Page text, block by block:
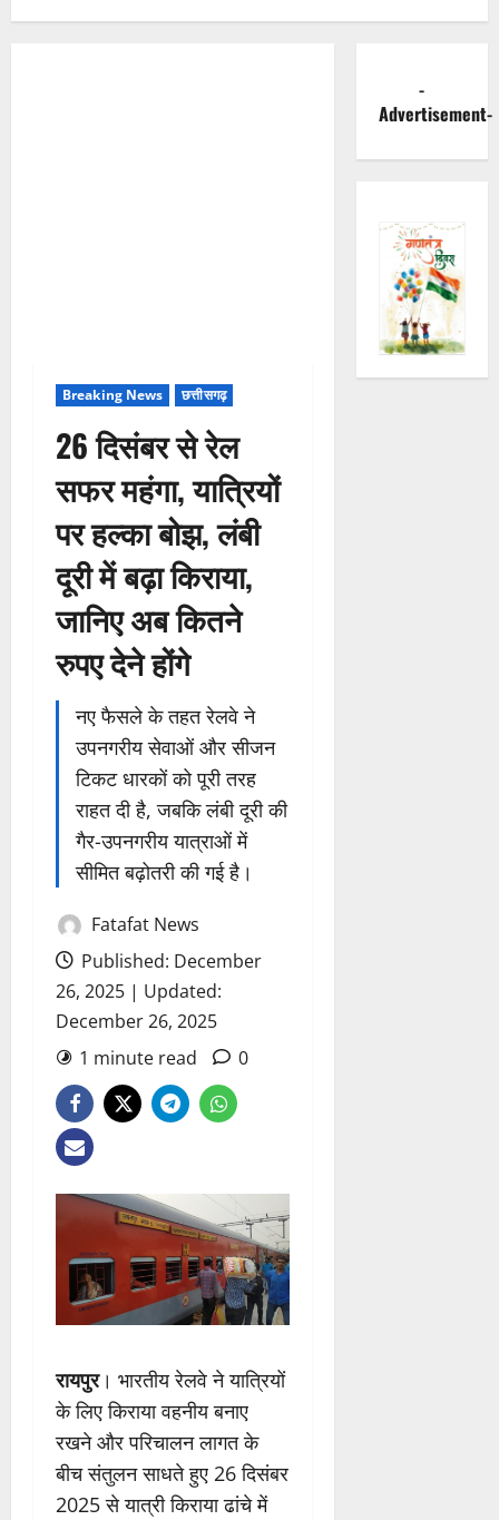
Breaking News छत्तीसगढ़
26 दिसंबर से रेल
सफर महंगा, यात्रियों
पर हल्का बोझ, लंबी
दूरी में बढ़ा किराया,
जानिए अब कितने
रुपए देने होंगे
नए फैसले के तहत रेलवे ने
उपनगरीय सेवाओं और सीजन
टिकट धारकों को पूरी तरह
राहत दी है, जबकि लंबी दूरी की
गैर-उपनगरीय यात्राओं में
सीमित बढ़ोतरी की गई है।
Fatafat News
Published: December
26, 2025 | Updated:
December 26, 2025
1 minute read
0
रायपुर। भारतीय रेलवे ने यात्रियों
के लिए किराया वहनीय बनाए
रखने और परिचालन लागत के
बीच संतुलन साधते हुए 26 दिसंबर
2025 से यात्री किराया ढांचे में
-
Advertisement-